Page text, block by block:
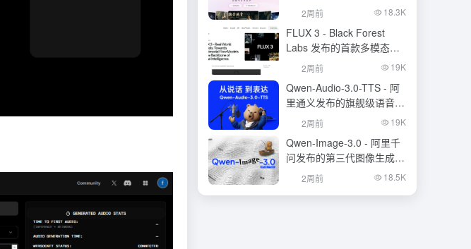
2周前 18.3K
FLUX 3 - Black Forest
Labs 发布的首款多模态基
础模型
2周前 19K
Qwen-Audio-3.0-TTS - 阿
里通义发布的旗舰级语音合
成大模型
2周前 19K
Qwen-Image-3.0 - 阿里千
问发布的第三代图像生成基
础模型
2周前 18.5K